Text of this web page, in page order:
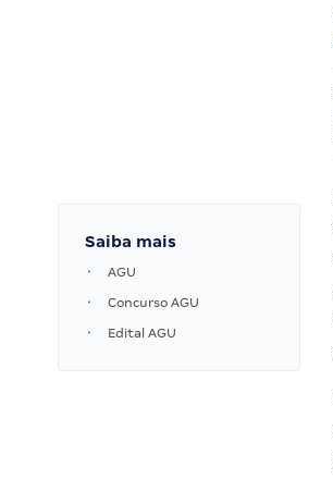
Saiba mais
AGU
Concurso AGU
Edital AGU